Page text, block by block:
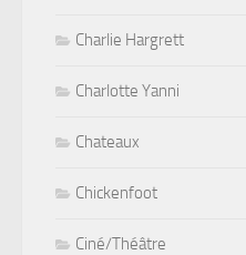
Charlie Hargrett
Charlotte Yanni
Chateaux
Chickenfoot
Ciné/Théâtre